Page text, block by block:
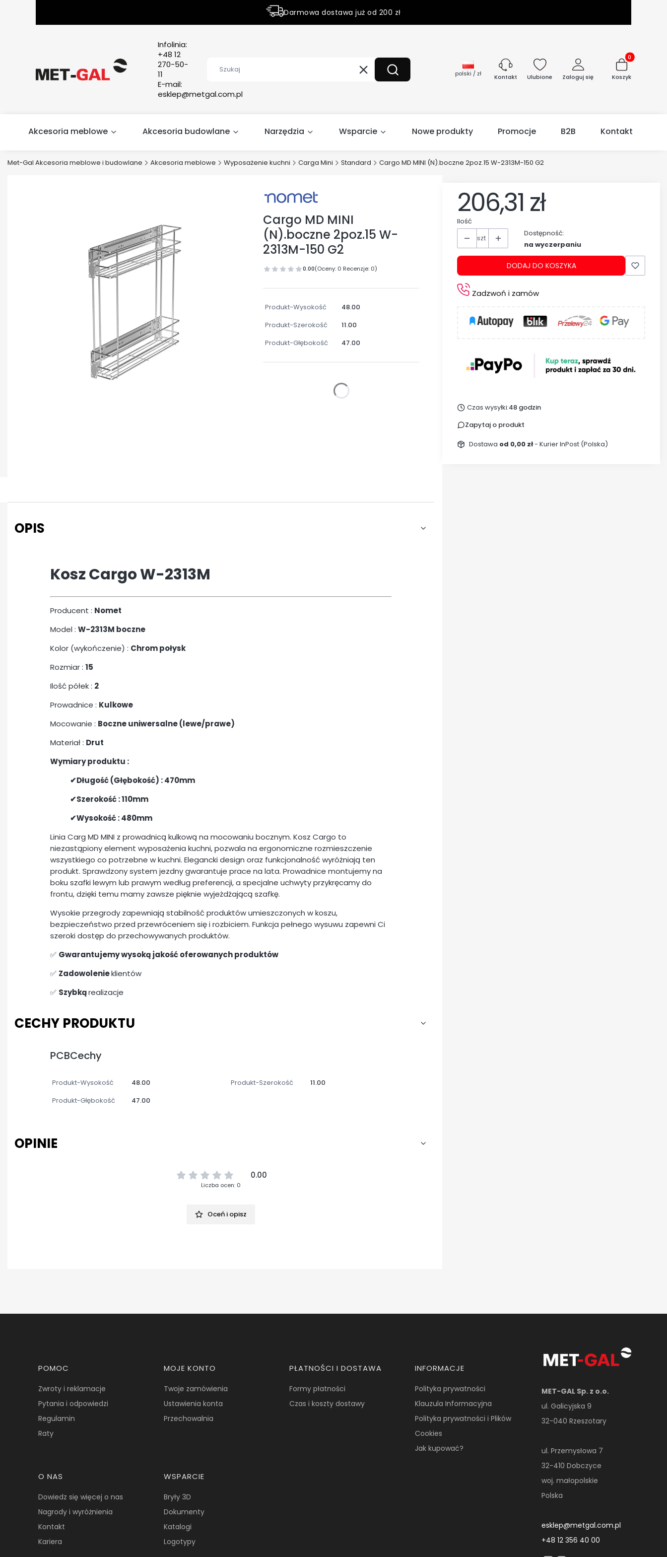
Darmowa dostawa już od 200 zł
Infolinia:
+48 12
270-50-
11
E-mail:
esklep@metgal.com.pl
WyczyśćSzukaj polski / zł Kontakt Ulubione Zaloguj się
Produkty w
Koszyk
Akcesoria meblowe Akcesoria budowlane Narzędzia Wsparcie Nowe produkty Promocje B2B Kontakt
Met-Gal Akcesoria meblowe i budowlane Akcesoria meblowe Wyposażenie kuchni Carga Mini Standard Cargo MD MINI (N).boczne 2poz.15 W-2313M-150 G2
Cargo MD MINI
(N).boczne 2poz.15 W-
2313M-150 G2
0.00(Oceny: 0 Recenzje: 0)
Produkt-Wysokość
48.00
Produkt-Szerokość
11.00
Produkt-Głębokość
47.00
Wybierz wariant produktu:
Poszczególne warianty mogą różnić się ceną
OPIS
Kosz Cargo W-2313M
Producent : Nomet
Model : W-2313M boczne
Kolor (wykończenie) : Chrom połysk
Rozmiar : 15
Ilość półek : 2
Prowadnice : Kulkowe
Mocowanie : Boczne uniwersalne (lewe/prawe)
Materiał : Drut
Wymiary produktu :
✔Długość (Głębokość) : 470mm
✔Szerokość : 110mm
✔Wysokość : 480mm
Linia Carg MD MINI z prowadnicą kulkową na mocowaniu bocznym. Kosz Cargo to
niezastąpiony element wyposażenia kuchni, pozwala na ergonomiczne rozmieszczenie
wszystkiego co potrzebne w kuchni. Elegancki design oraz funkcjonalność wyróżniają ten
produkt. Sprawdzony system jezdny gwarantuje prace na lata. Prowadnice montujemy na
boku szafki lewym lub prawym według preferencji, a specjalne uchwyty przykręcamy do
frontu, dzięki temu mamy zawsze pięknie wyjeżdżającą szafkę.
Wysokie przegrody zapewniają stabilność produktów umieszczonych w koszu,
bezpieczeństwo przed przewróceniem się i rozbiciem. Funkcja pełnego wysuwu zapewni Ci
szeroki dostęp do przechowywanych produktów.
✅ Gwarantujemy wysoką jakość oferowanych produktów
✅ Zadowolenieklientów
✅ Szybkąrealizacje
CECHY PRODUKTU
PCBCechy
Produkt-Wysokość 48.00 Produkt-Szerokość
11.00
Produkt-Głębokość
47.00
OPINIE
0.00
Liczba ocen: 0
Oceń i opisz
206,31 zł
Ilość
szt
Dostępność:
na wyczerpaniu
DODAJ DO KOSZYKA
Zadzwoń i zamów
Czas wysyłki:48 godzin
Zapytaj o produkt
Dostawa od 0,00 zł- Kurier InPost (Polska)
Linki w stopce
POMOC
Zwroty i reklamacje
Pytania i odpowiedzi
Regulamin
Raty
MOJE KONTO
Twoje zamówienia
Ustawienia konta
Przechowalnia
PŁATNOŚCI I DOSTAWA
Formy płatności
Czas i koszty dostawy
INFORMACJE
Polityka prywatności
Klauzula Informacyjna
Polityka prywatności i Plików
Cookies
Jak kupować?
O NAS
Dowiedz się więcej o nas
Nagrody i wyróżnienia
Kontakt
Kariera
WSPARCIE
Bryły 3D
Dokumenty
Katalogi
Logotypy
MET-GAL Sp. z o.o.
ul. Galicyjska 9
32-040 Rzeszotary
ul. Przemysłowa 7
32-410 Dobczyce
woj. małopolskie
Polska
esklep@metgal.com.pl
+48 12 356 40 00